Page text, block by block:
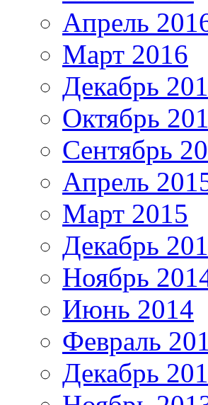
Апрель
Март 2016
Декабрь
Октябрь
Сентябрь
Апрель
Март 2015
Декабрь
Ноябрь
Июнь 2014
Февраль
Декабрь